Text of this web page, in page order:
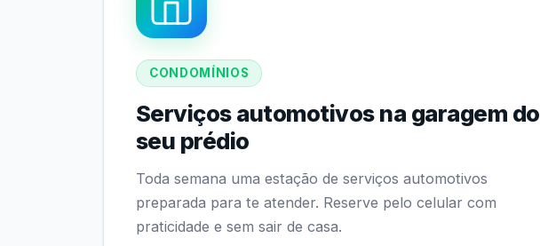
CONDOMÍNIOS
Serviços automotivos na garagem do
seu prédio
Toda semana uma estação de serviços automotivos
preparada para te atender. Reserve pelo celular com
praticidade e sem sair de casa.